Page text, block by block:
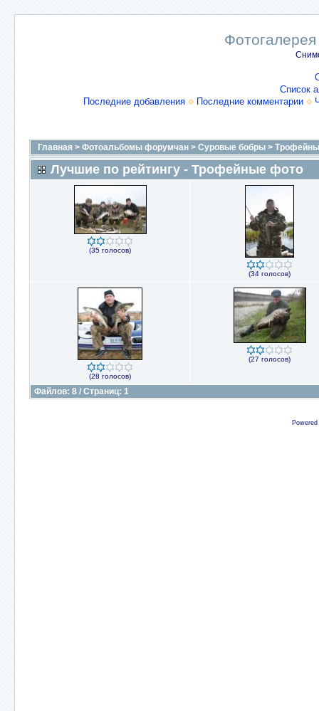
Список
Последние добавления
Последние комментарии
Главная > Фотоальбомы форумчан > Суровые бобры >
Лучшие по рейтингу - Трофейные фото
(35 голосов)
(34 голосов)
(28 голосов)
(27 голосов)
Файлов: 8 / Страниц: 1